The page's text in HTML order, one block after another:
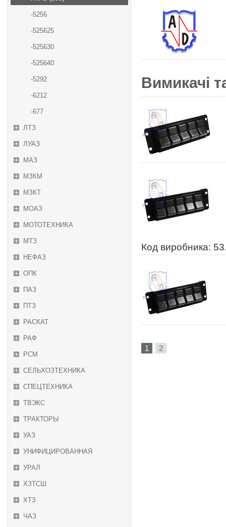
-5256
-525625
-525630
-525640
-5292
-6212
-677
ЛТЗ
ЛУАЗ
МАЗ
МЗКМ
МЗКТ
МОАЗ
МОТОТЕХНИКА
МТЗ
НЕФАЗ
ОПК
ПАЗ
ПТЗ
РАСКАТ
РАФ
РСМ
СЕЛЬХОЗТЕХНИКА
СПЕЦТЕХНИКА
ТВЭКС
ТРАКТОРЫ
УАЗ
УНИФИЦИРОВАННАЯ
УРАЛ
ХЗТСШ
ХТЗ
ЧАЗ
Вимикачі
Код виробника:
1 2